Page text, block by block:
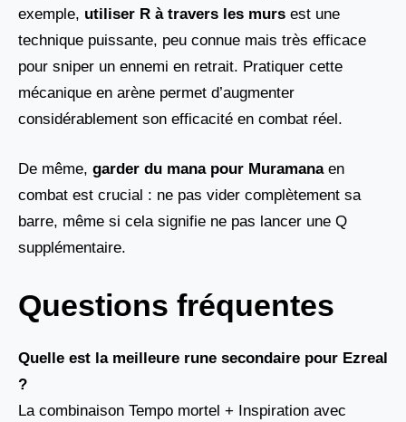
exemple, utiliser R à travers les murs est une
technique puissante, peu connue mais très efficace
pour sniper un ennemi en retrait. Pratiquer cette
mécanique en arène permet d’augmenter
considérablement son efficacité en combat réel.
De même, garder du mana pour Muramanaen
combat est crucial : ne pas vider complètement sa
barre, même si cela signifie ne pas lancer une Q
supplémentaire.
Questions fréquentes
Quelle est la meilleure rune secondaire pour Ezreal
?
La combinaison Tempo mortel + Inspiration avec